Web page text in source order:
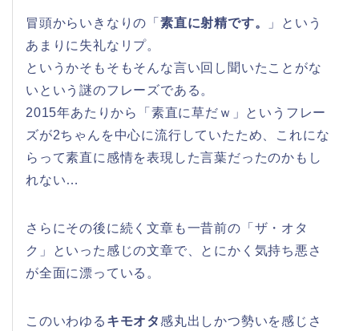
冒頭からいきなりの「 素直に射精です。
」という
あまりに失礼なリプ。
というかそもそもそんな言い回し聞いたことがな
いという謎のフレーズである。
2015年あたりから「素直に草だｗ」というフレー
ズが2ちゃんを中心に流行していたため、これにな
らって素直に感情を表現した言葉だったのかもし
れない…
さらにその後に続く文章も一昔前の「ザ・オタ
ク」といった感じの文章で、とにかく気持ち悪さ
が全面に漂っている。
このいわゆる キモオタ感丸出しかつ勢いを感じさ